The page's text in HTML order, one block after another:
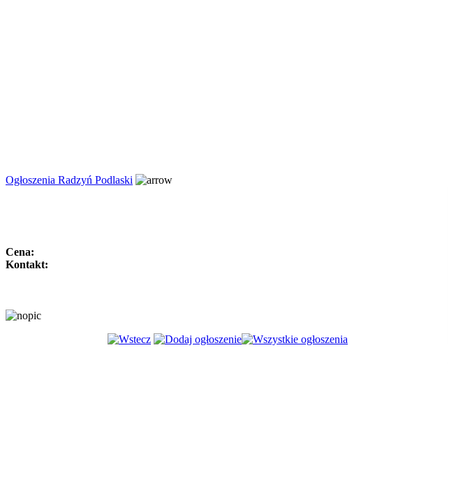
Ogłoszenia Radzyń Podlaski
Cena:
Kontakt: